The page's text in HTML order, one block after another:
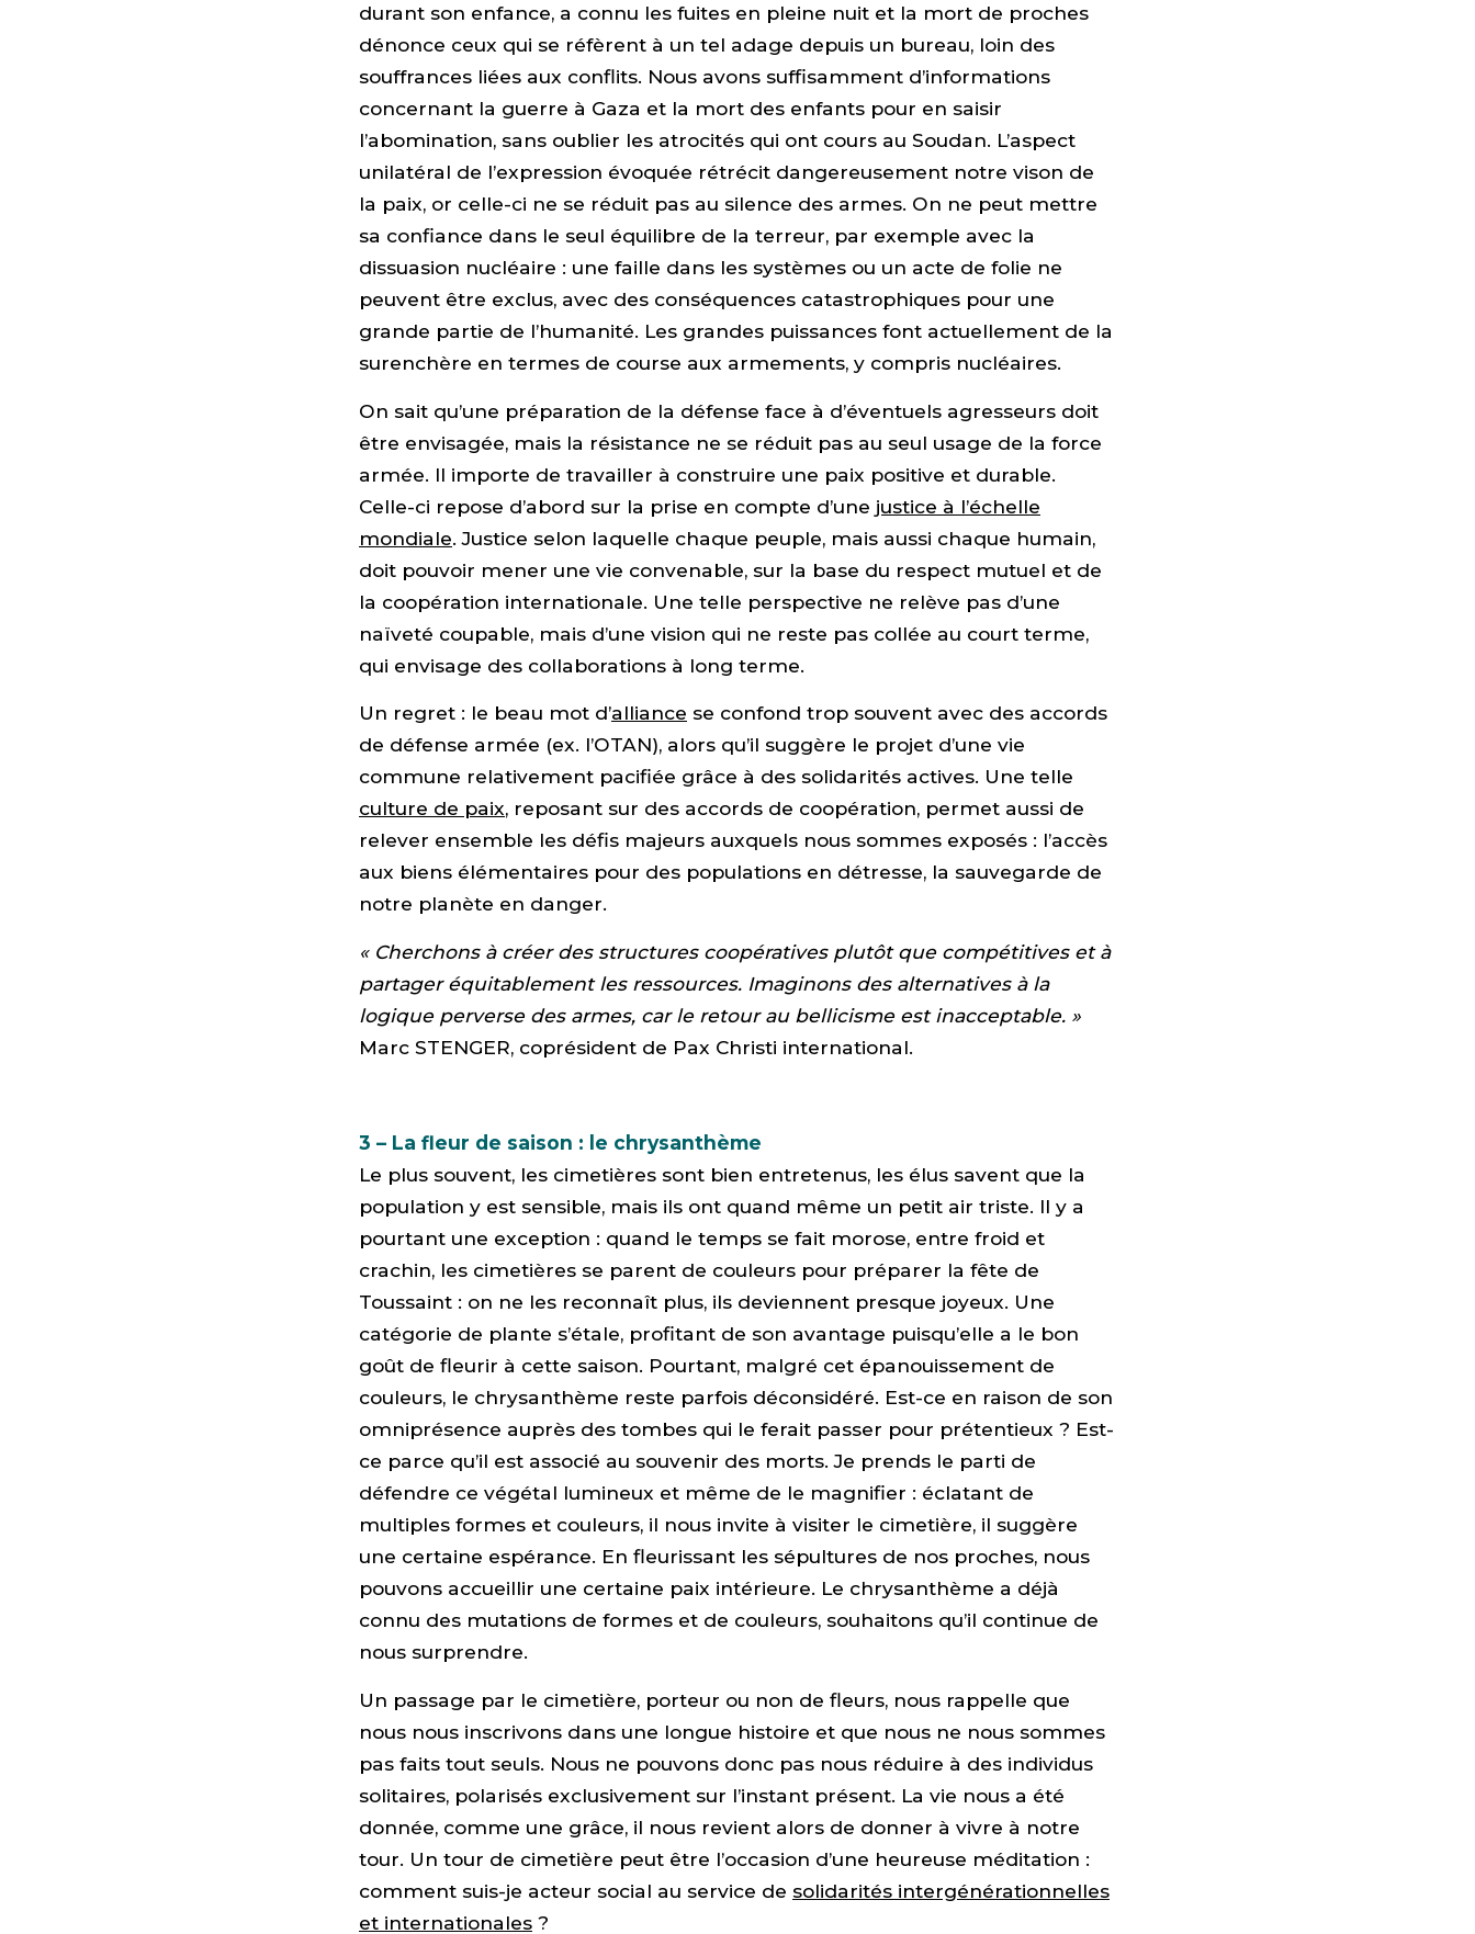
durant son enfance, a connu les fuites en pleine nuit et la mort de proches
dénonce ceux qui se réfèrent à un tel adage depuis un bureau, loin des
souffrances liées aux conflits. Nous avons suffisamment d’informations
concernant la guerre à Gaza et la mort des enfants pour en saisir
l’abomination, sans oublier les atrocités qui ont cours au Soudan. L’aspect
unilatéral de l’expression évoquée rétrécit dangereusement notre vison de
la paix, or celle-ci ne se réduit pas au silence des armes. On ne peut mettre
sa confiance dans le seul équilibre de la terreur, par exemple avec la
dissuasion nucléaire : une faille dans les systèmes ou un acte de folie ne
peuvent être exclus, avec des conséquences catastrophiques pour une
grande partie de l’humanité. Les grandes puissances font actuellement de la
surenchère en termes de course aux armements, y compris nucléaires.
On sait qu’une préparation de la défense face à d’éventuels agresseurs doit
être envisagée, mais la résistance ne se réduit pas au seul usage de la force
armée. Il importe de travailler à construire une paix positive et durable.
Celle-ci repose d’abord sur la prise en compte d’une justice à l’échelle
mondiale. Justice selon laquelle chaque peuple, mais aussi chaque humain,
doit pouvoir mener une vie convenable, sur la base du respect mutuel et de
la coopération internationale. Une telle perspective ne relève pas d’une
naïveté coupable, mais d’une vision qui ne reste pas collée au court terme,
qui envisage des collaborations à long terme.
Un regret : le beau mot d’alliance se confond trop souvent avec des accords
de défense armée (ex. l’OTAN), alors qu’il suggère le projet d’une vie
commune relativement pacifiée grâce à des solidarités actives. Une telle
culture de paix, reposant sur des accords de coopération, permet aussi de
relever ensemble les défis majeurs auxquels nous sommes exposés : l’accès
aux biens élémentaires pour des populations en détresse, la sauvegarde de
notre planète en danger.
« Cherchons à créer des structures coopératives plutôt que compétitives et à
partager équitablement les ressources. Imaginons des alternatives à la
logique perverse des armes, car le retour au bellicisme est inacceptable. »
Marc STENGER, coprésident de Pax Christi international.
3 – La fleur de saison : le chrysanthème
Le plus souvent, les cimetières sont bien entretenus, les élus savent que la
population y est sensible, mais ils ont quand même un petit air triste. Il y a
pourtant une exception : quand le temps se fait morose, entre froid et
crachin, les cimetières se parent de couleurs pour préparer la fête de
Toussaint : on ne les reconnaît plus, ils deviennent presque joyeux. Une
catégorie de plante s’étale, profitant de son avantage puisqu’elle a le bon
goût de fleurir à cette saison. Pourtant, malgré cet épanouissement de
couleurs, le chrysanthème reste parfois déconsidéré. Est-ce en raison de son
omniprésence auprès des tombes qui le ferait passer pour prétentieux ? Est-
ce parce qu’il est associé au souvenir des morts. Je prends le parti de
défendre ce végétal lumineux et même de le magnifier : éclatant de
multiples formes et couleurs, il nous invite à visiter le cimetière, il suggère
une certaine espérance. En fleurissant les sépultures de nos proches, nous
pouvons accueillir une certaine paix intérieure. Le chrysanthème a déjà
connu des mutations de formes et de couleurs, souhaitons qu’il continue de
nous surprendre.
Un passage par le cimetière, porteur ou non de fleurs, nous rappelle que
nous nous inscrivons dans une longue histoire et que nous ne nous sommes
pas faits tout seuls. Nous ne pouvons donc pas nous réduire à des individus
solitaires, polarisés exclusivement sur l’instant présent. La vie nous a été
donnée, comme une grâce, il nous revient alors de donner à vivre à notre
tour. Un tour de cimetière peut être l’occasion d’une heureuse méditation :
comment suis-je acteur social au service de solidarités intergénérationnelles
et internationales ?